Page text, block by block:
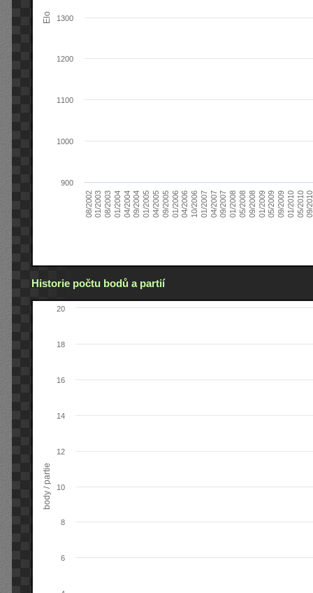
Elo
08/200201/200308/200301/200404/200409/200401/200504/200509/200501/200604/200610/200601/200704/200709/200701/200805/200809/200801/200905/200909/200901/201005/201009/
900
1000
1100
1200
1300
Historie počtu bodů a partií
body / partie
6
8
10
12
14
16
18
20